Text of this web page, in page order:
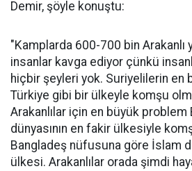
Demir, şöyle konuştu:
"Kamplarda 600-700 bin Arakanlı
insanlar kavga ediyor çünkü
hiçbir şeyleri yok. Suriyelilerin en
Türkiye gibi bir ülkeyle komşu
Arakanlılar için en büyük
dünyasının en fakir ülkesiyle
Bangladeş nüfusuna göre İslam
ülkesi. Arakanlılar orada şimdi